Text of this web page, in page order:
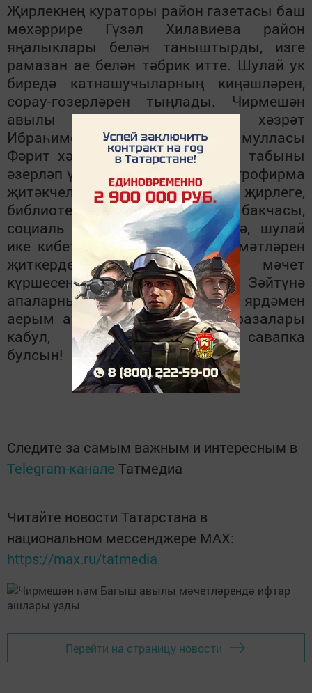
Җирлекнең кураторы район газетасы баш
мөхәррире Гүзәл Хилавиева район
яңалыклары белән таныштырды, изге
рамазан ае белән тәбрик итте. Шулай ук
биредә катнашучыларның киңәшләрен,
сорау-гозерләрен тыңлады. Чирмешән
авылы мулласы Кәрибулла хәзрәт
Ибраһимов, Багыш авылы мулласы
Фәрит хәзрәт Ярмиевлар ифтар табыны
әзерләп үткәрүдә ярдәм иткән агрофирма
җитәкчелегенә, авыл җирлеге,
библиотека, клуб, балалар бакчасы,
социаль яклау хезмәткәрләренә, шулай
ике кибет хуҗаларына олы рәхмәтләрен
җиткерделәр. Чирмешәндә мәчет
күршесендә яшәүче Хаҗия, Зәйтүнә
апаларның, Сәгыйть абыйның ярдәмен
аерым атап үттеләр. Тоткан уразалары
кабул, биргән сәдакалары савапка
булсын!
Следите за самым важным и интересным в
Telegram-канале Татмедиа
Читайте новости Татарстана в
национальном мессенджере MАХ:
https://max.ru/tatmedia
Перейти на страницу новости